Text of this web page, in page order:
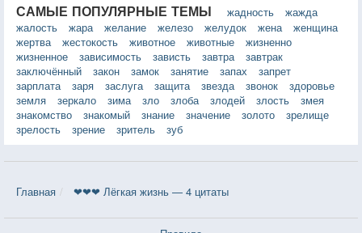
САМЫЕ ПОПУЛЯРНЫЕ ТЕМЫ жадность
жажда
жалость
жара желание железо желудок жена
женщина
жертва
жестокость животное животные
жизненно
жизненное
зависимость зависть завтра
завтрак
заключённый
закон замок занятие запах
запрет
зарплата
заря заслуга защита звезда звонок
здоровье
земля
зеркало зима зло злоба злодей злость
змея
знакомство
знакомый знание значение золото
зрелище
зрелость
зрение зритель зуб
Главная ❤❤❤ Лёгкая жизнь — 4 цитаты